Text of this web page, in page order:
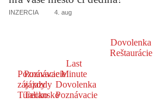
INZERCIA 4. aug
Dovolenka
Reštaurácie
Poznávacie
zájazdy
Turecko
Poznávacie
zájazdy
Taliansko
Last
Minute
Dovolenka
Poznávacie